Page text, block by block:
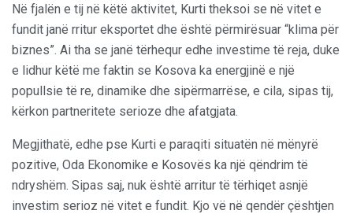
Në fjalën e tij në këtë aktivitet, Kurti theksoi se në vitet e
fundit janë rritur eksportet dhe është përmirësuar “klima për
biznes”. Ai tha se janë tërhequr edhe investime të reja, duke
e lidhur këtë me faktin se Kosova ka energjinë e një
popullsie të re, dinamike dhe sipërmarrëse, e cila, sipas tij,
kërkon partneritete serioze dhe afatgjata.
Megjithatë, edhe pse Kurti e paraqiti situatën në mënyrë
pozitive, Oda Ekonomike e Kosovës ka një qëndrim të
ndryshëm. Sipas saj, nuk është arritur të tërhiqet asnjë
investim serioz në vitet e fundit. Kjo vë në qendër çështjen